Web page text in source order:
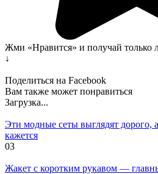
Жми «Нравится» и получай только
↓
Поделиться на Facebook
Вам также может понравиться
Загрузка...
Эти модные сеты выглядят дорого,
кажется
03
Жакет с коротким рукавом —